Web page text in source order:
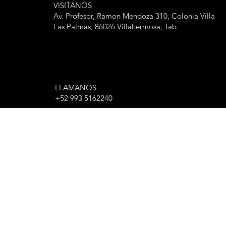
LLAMANOS
+52 993 5162240
VISITANOS
Av. Profesor, Ramon Mendoza 310, Colonia Villa
Las Palmas, 86026 Villahermosa, Tab.